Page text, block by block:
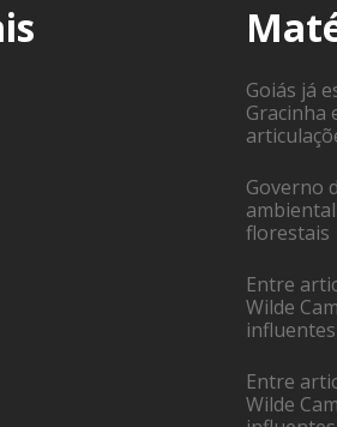
Goiás já
Gracinha
Governo
florestais
Entre
Wilde
Entre
Wilde